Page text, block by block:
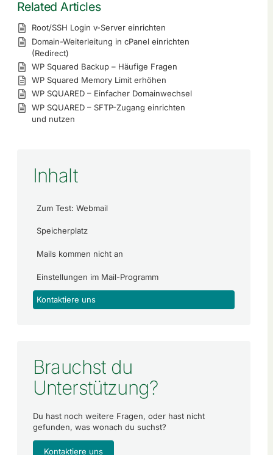
Related Articles
Root/SSH Login v-Server einrichten
Domain-Weiterleitung in cPanel einrichten
(Redirect)
WP Squared Backup – Häufige Fragen
WP Squared Memory Limit erhöhen
WP SQUARED – Einfacher Domainwechsel
WP SQUARED – SFTP-Zugang einrichten
und nutzen
Inhalt
Zum Test: Webmail
Speicherplatz
Mails kommen nicht an
Einstellungen im Mail-Programm
Kontaktiere uns
Brauchst du
Unterstützung?
Du hast noch weitere Fragen, oder hast nicht
gefunden, was wonach du suchst?
Kontaktiere uns